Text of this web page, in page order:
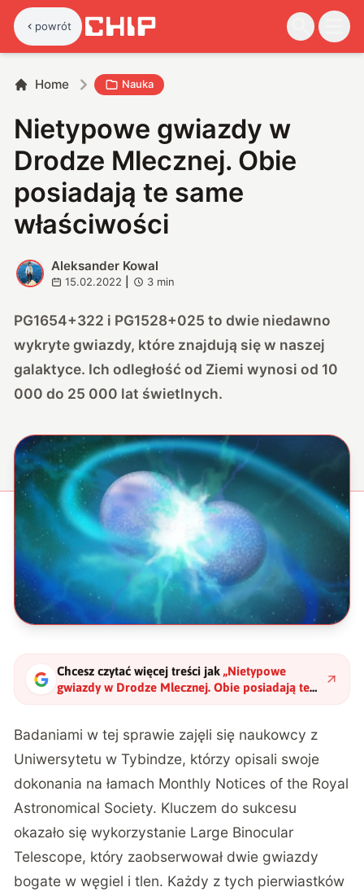
powrót
Home Nauka
Nietypowe gwiazdy w
Drodze Mlecznej. Obie
posiadają te same
właściwości
A
Aleksander Kowal
15.02.2022 3 min
PG1654+322 i PG1528+025 to dwie niedawno
wykryte gwiazdy, które znajdują się w naszej
galaktyce. Ich odległość od Ziemi wynosi od 10
000 do 25 000 lat świetlnych.
Chcesz czytać więcej treści jak „Nietypowe
gwiazdy w Drodze Mlecznej. Obie posiadają te
same właściwości"?
Badaniami w tej sprawie zajęli się naukowcy z
Uniwersytetu w Tybindze, którzy opisali swoje
dokonania na łamach Monthly Notices of the Royal
Astronomical Society. Kluczem do sukcesu
okazało się wykorzystanie Large Binocular
Telescope, który zaobserwował dwie gwiazdy
bogate w węgiel i tlen. Każdy z tych pierwiastków